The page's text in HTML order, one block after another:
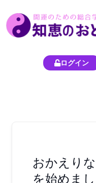
容
ログイン
おかえり
を始めまし